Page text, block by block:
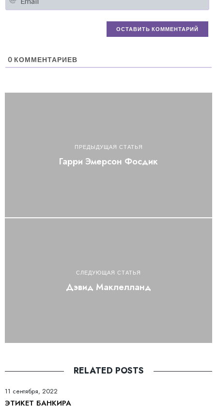
0 КОММЕНТАРИЕВ
ПРЕДЫДУЩАЯ СТАТЬЯ
Гарри Эмерсон Фосдик
СЛЕДУЮЩАЯ СТАТЬЯ
Дэвид Маклелланд
RELATED POSTS
11 сентября, 2022
ЭТИКЕТ БАНКИРА